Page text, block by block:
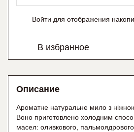
Войти для отображения
В избранное
Описание
Ароматне натуральне мило з
Воно приготовлено холодним
масел: оливкового,